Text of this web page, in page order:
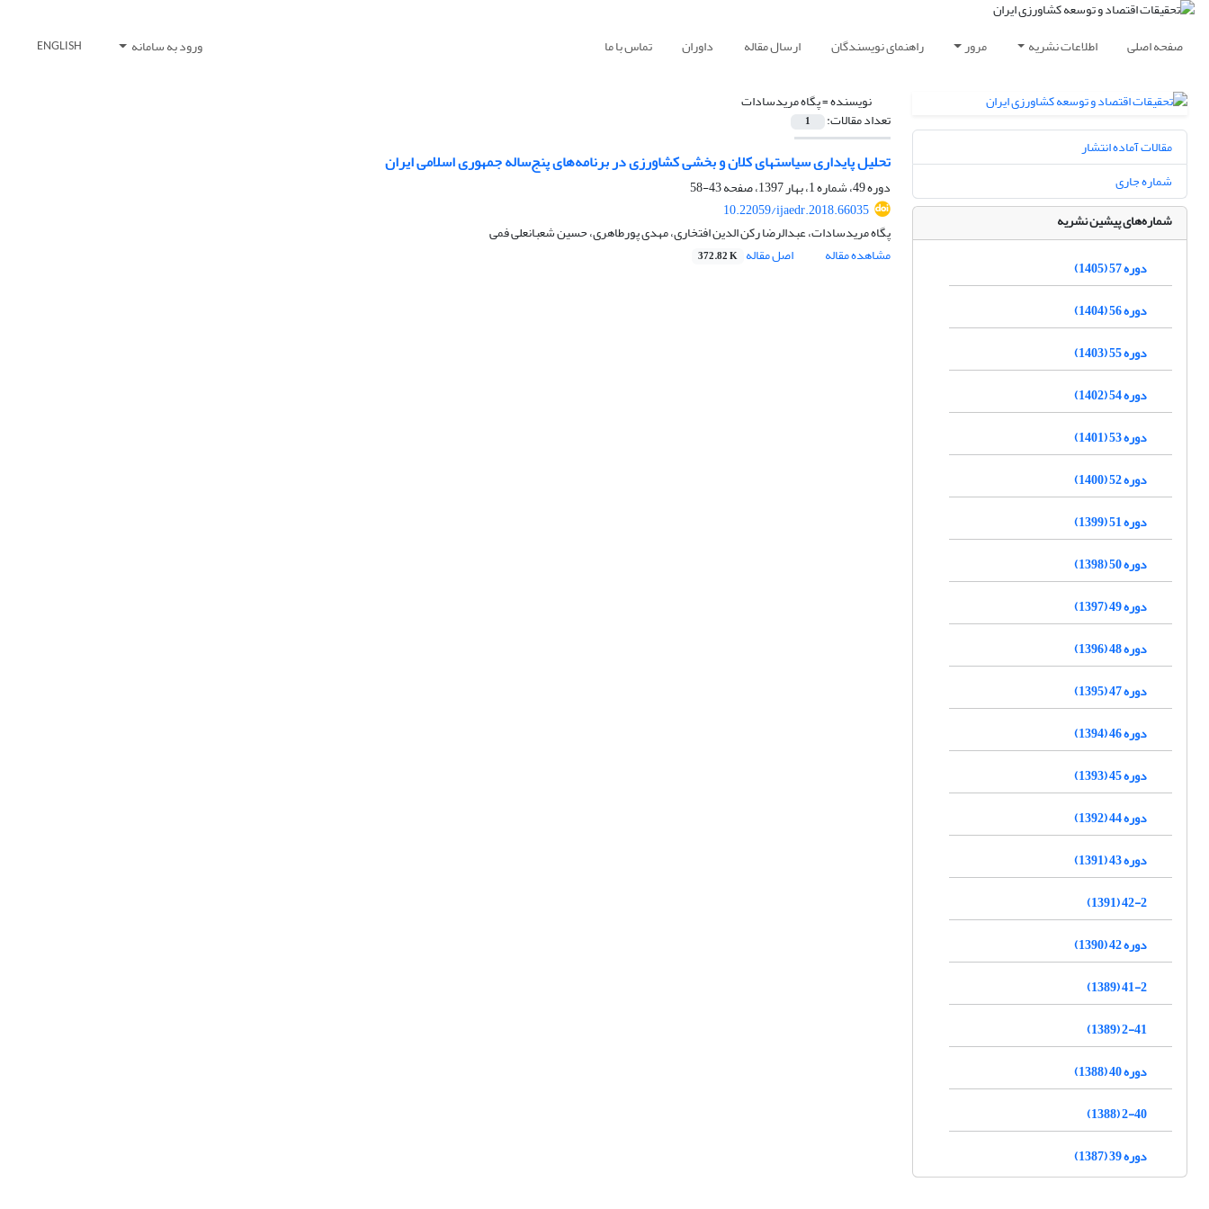
صفحه اصلی اطلاعات نشریه مرور راهنمای نویسندگان ارسال مقاله داوران تماس با ما ورود به سامانه ENGLISH
نویسنده =پگاه مریدسادات
تعداد مقالات: 1
تحلیل پایداری سیاستهای کلان و بخشی کشاورزی در برنامه‌های پنج‌ساله جمهوری اسلامی ایران
دوره 49، شماره 1، بهار 1397، صفحه
43-58
10.22059/ijaedr.2018.66035
پگاه مریدسادات، عبدالرضا رکن الدین افتخاری، مهدی پورطاهری، حسین شعبانعلی فمی
مشاهده مقاله
اصل مقاله 372.82 K
مقالات آماده انتشار
شماره جاری
شماره‌های پیشین نشریه
دوره 57 (1405)
دوره 56 (1404)
دوره 55 (1403)
دوره 54 (1402)
دوره 53 (1401)
دوره 52 (1400)
دوره 51 (1399)
دوره 50 (1398)
دوره 49 (1397)
دوره 48 (1396)
دوره 47 (1395)
دوره 46 (1394)
دوره 45 (1393)
دوره 44 (1392)
دوره 43 (1391)
42-2 (1391)
دوره 42 (1390)
41-2 (1389)
2-41 (1389)
دوره 40 (1388)
2-40 (1388)
دوره 39 (1387)